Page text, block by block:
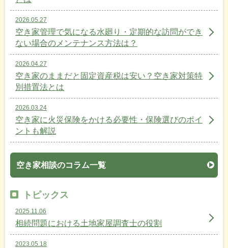
2026.05.27
空き家管理で気になる水廻り・定期的な訪問ができ
ない場合のメンテナンス方法は？
2026.04.27
空き家のままだと固定資産税は安い？空き家対策特
別措置法とは
2026.03.24
空き家に火災保険をかける必要性・保険選びのポイ
ントも解説
空き家相談のコラム一覧
トピックス
2025.11.06
相続問題における土地家屋調査士の役割
2023.05.18